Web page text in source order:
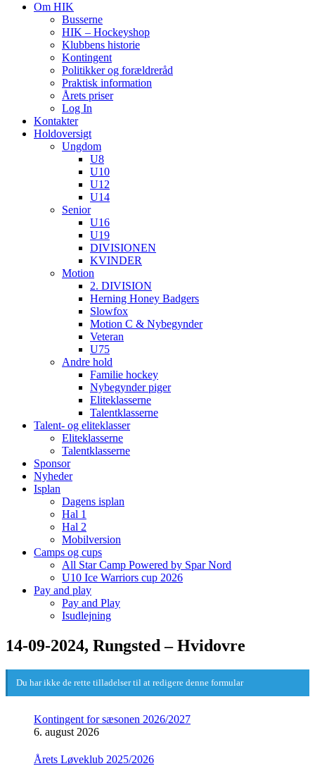
Om HIK
Busserne
HIK – Hockeyshop
Klubbens historie
Kontingent
Politikker og forældreråd
Praktisk information
Årets priser
Log In
Kontakter
Holdoversigt
Ungdom
U8
U10
U12
U14
Senior
U16
U19
DIVISIONEN
KVINDER
Motion
2. DIVISION
Herning Honey Badgers
Slowfox
Motion C & Nybegynder
Veteran
U75
Andre hold
Familie hockey
Nybegynder piger
Eliteklasserne
Talentklasserne
Talent- og eliteklasser
Eliteklasserne
Talentklasserne
Sponsor
Nyheder
Isplan
Dagens isplan
Hal 1
Hal 2
Mobilversion
Camps og cups
All Star Camp Powered by Spar Nord
U10 Ice Warriors cup 2026
Pay and play
Pay and Play
Isudlejning
14-09-2024, Rungsted – Hvidovre
Du har ikke de rette tilladelser til at redigere denne formular
Kontingent for sæsonen 2026/2027
6. august 2026
Årets Løveklub 2025/2026